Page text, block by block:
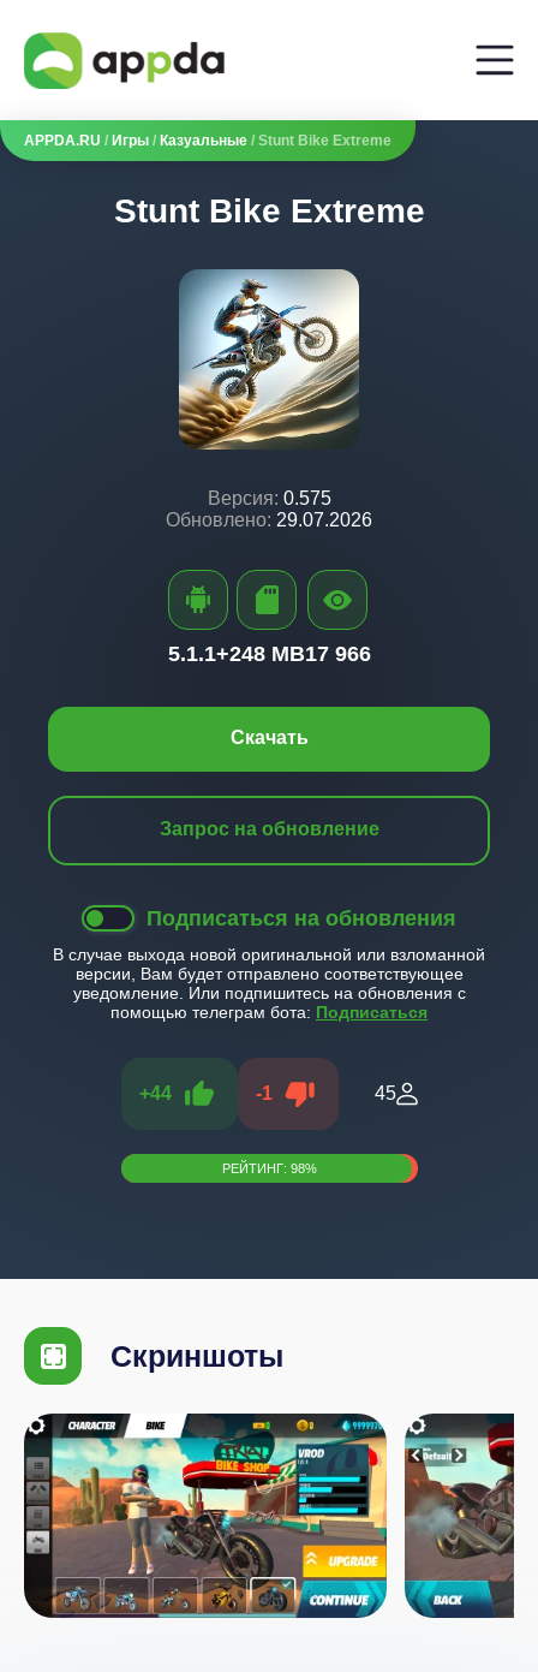
APPDA.RU / Игры / Казуальные / Stunt Bike Extreme
Stunt Bike Extreme
Версия: 0.575
Обновлено: 29.07.2026
Скачать
Запрос на обновление
Подписаться на обновления
В случае выхода новой оригинальной или взломанной
версии, Вам будет отправлено соответствующее
уведомление. Или подпишитесь на обновления с
помощью телеграм бота: Подписаться
+44 -1 45
РЕЙТИНГ: 98%
5.1.1+248 MB17 966
Скриншоты